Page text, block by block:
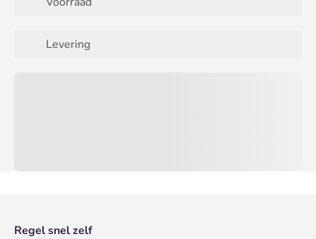
Levering
Regel snel zelf